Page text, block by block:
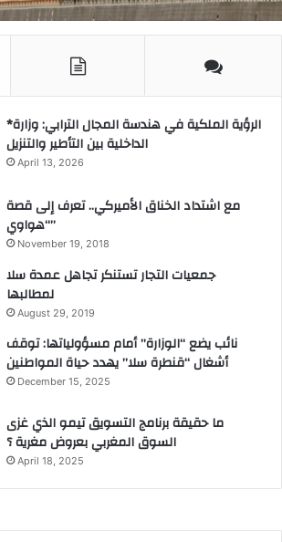
*الرؤية الملكية في هندسة المجال الترابي: وزارة
الداخلية بين التأطير والتنزيل
April 13, 2026
مع اشتداد الخناق الأميركي.. تعرف إلى قصة
“هواوي”
November 19, 2018
جمعيات التجار تستنكر تجاهل عمدة سلا
لمطالبها
August 29, 2019
نائب يضع “الوزارة” أمام مسؤولياتها: توقف
أشغال “قنطرة سلا” يهدد حياة المواطنين
December 15, 2025
ما حقيقة برنامج التسويق تيمو الذي غزى
السوق المغربي بعروض مغرية ؟
April 18, 2025